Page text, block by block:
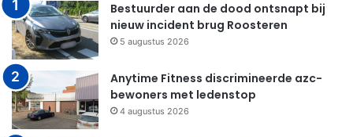
Bestuurder aan de dood ontsnapt bij
nieuw incident brug Roosteren
5 augustus 2026
Anytime Fitness discrimineerde azc-
bewoners met ledenstop
4 augustus 2026